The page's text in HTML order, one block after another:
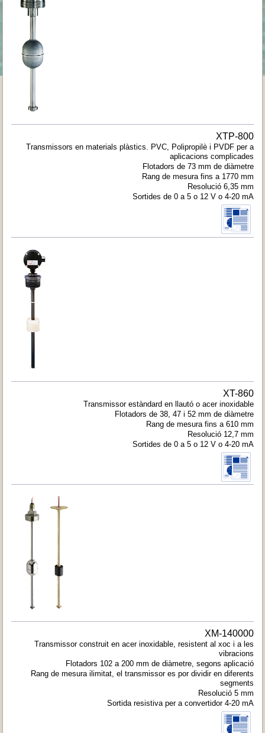
XTP-800
Transmissors en materials plàstics. PVC, Polipropilè i PVDF per a
aplicacions complicades
Flotadors de 73 mm de diàmetre
Rang de mesura fins a 1770 mm
Resolució 6,35 mm
Sortides de 0 a 5 o 12 V o 4-20 mA
XT-860
Transmissor estàndard en llautó o acer inoxidable
Flotadors de 38, 47 i 52 mm de diàmetre
Rang de mesura fins a 610 mm
Resolució 12,7 mm
Sortides de 0 a 5 o 12 V o 4-20 mA
XM-140000
Transmissor construit en acer inoxidable, resistent al xoc i a les
vibracions
Flotadors 102 a 200 mm de diàmetre, segons aplicació
Rang de mesura ilimitat, el transmissor es por dividir en diferents
segments
Resolució 5 mm
Sortida resistiva per a convertidor 4-20 mA